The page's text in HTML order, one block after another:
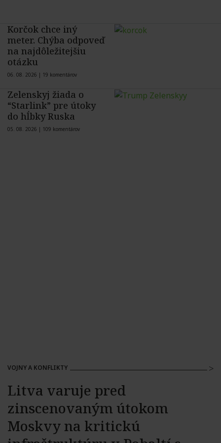
Korčok chce iný
meter. Chýba odpoveď
na najdôležitejšiu
otázku
06. 08. 2026 | 19 komentárov
Zelenskyj žiada o
“Starlink” pre útoky
do hĺbky Ruska
05. 08. 2026 | 109 komentárov
VOJNY A KONFLIKTY
Litva varuje pred
zinscenovaným útokom
Moskvy na kritickú